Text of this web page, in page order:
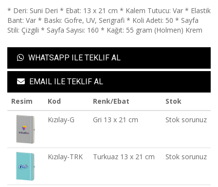
* Deri: Suni Deri * Ebat: 13 x 21 cm * Kalem Tutucu: Var * Elastik
Bant: Var * Baskı: Gofre, UV, Serigrafi * Koli Adeti: 50 * Sayfa
Stili: Çizgili * Sayfa Sayısı: 160 * Kağıt: 55 gram (Holmen) Krem
WHATSAPP ILE TEKLIF AL
EMAIL ILE TEKLIF AL
Resim Kod Renk/Ebat
Stok
Kızılay-G
Gri 13 x 21 cm Stok sorunuz
Kızılay-TRK Turkuaz 13 x 21 cm Stok sorunuz